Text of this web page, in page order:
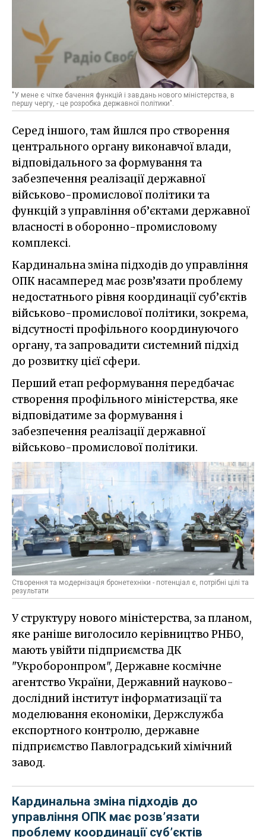
"У мене є чітке бачення функцій і завдань нового міністерства, в
першу чергу, - це розробка державної політики".
Серед іншого, там йшлся про створення
центрального органу виконавчої влади,
відповідального за формування та
забезпечення реалізації державної
військово-промислової політики та
функцій з управління об’єктами державної
власності в оборонно-промисловому
комплексі.
Кардинальна зміна підходів до управління
ОПК насамперед має розв’язати проблему
недостатнього рівня координації суб’єктів
військово-промислової політики, зокрема,
відсутності профільного координуючого
органу, та запровадити системний підхід
до розвитку цієї сфери.
Перший етап реформування передбачає
створення профільного міністерства, яке
відповідатиме за формування і
забезпечення реалізації державної
військово-промислової політики.
Створення та модернізація бронетехніки - потенціал є, потрібні цілі та
результати
У структуру нового міністерства, за планом,
яке раніше виголосило керівництво РНБО,
мають увійти підприємства ДК
"Укроборонпром", Державне космічне
агентство України, Державний науково-
дослідний інститут інформатизації та
моделювання економіки, Держслужба
експортного контролю, державне
підприємство Павлоградський хімічний
завод.
Кардинальна зміна підходів до
управління ОПК має розв’язати
проблему координації суб’єктів